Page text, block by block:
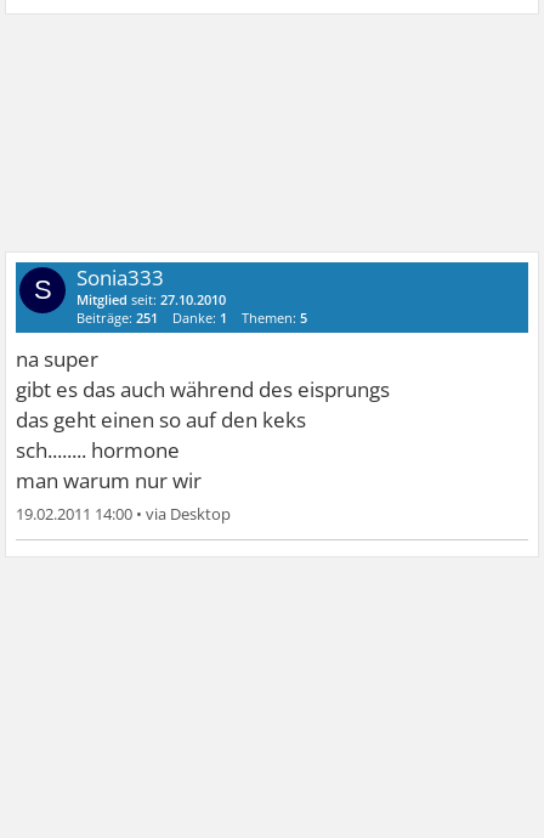
S Sonia333
Mitglied seit:27.10.2010
Beiträge:251 Danke: 1 Themen:5
na super
gibt es das auch während des eisprungs
das geht einen so auf den keks
sch........ hormone
man warum nur wir
19.02.2011 14:00 •